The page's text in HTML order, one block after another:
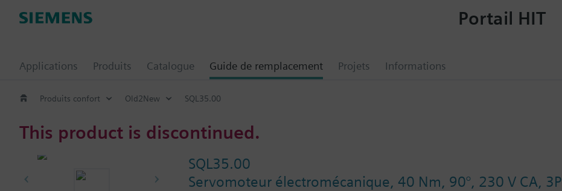
Applications Produits Catalogue Guide de remplacement Projets Informations
Portail HIT
Produits confort Old2New SQL35.00
This product is discontinued.
SQL35.00
Servomoteur électromécanique, 40 Nm, 90°, 230 V CA, 3P